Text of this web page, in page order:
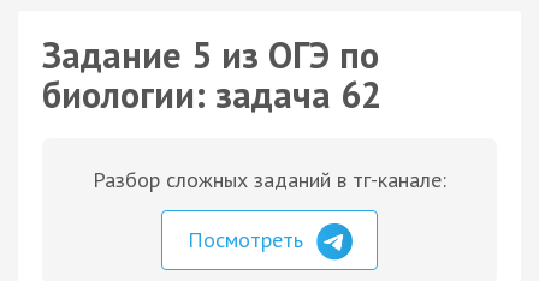
Задание 5 из ОГЭ по
биологии: задача 62
Разбор сложных заданий в тг-канале:
Посмотреть